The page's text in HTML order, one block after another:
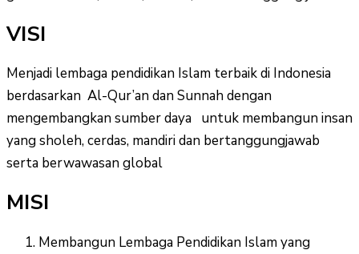
VISI
Menjadi lembaga pendidikan Islam terbaik di Indonesia
berdasarkan Al-Qur’an dan Sunnah dengan
mengembangkan sumber daya untuk membangun insan
yang sholeh, cerdas, mandiri dan bertanggungjawab
serta berwawasan global
MISI
Membangun Lembaga Pendidikan Islam yang